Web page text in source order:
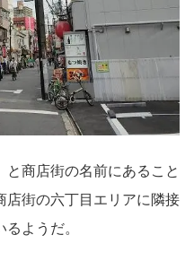
商店街の名前にあること
店街の六丁目エリアに隣接
ようだ。